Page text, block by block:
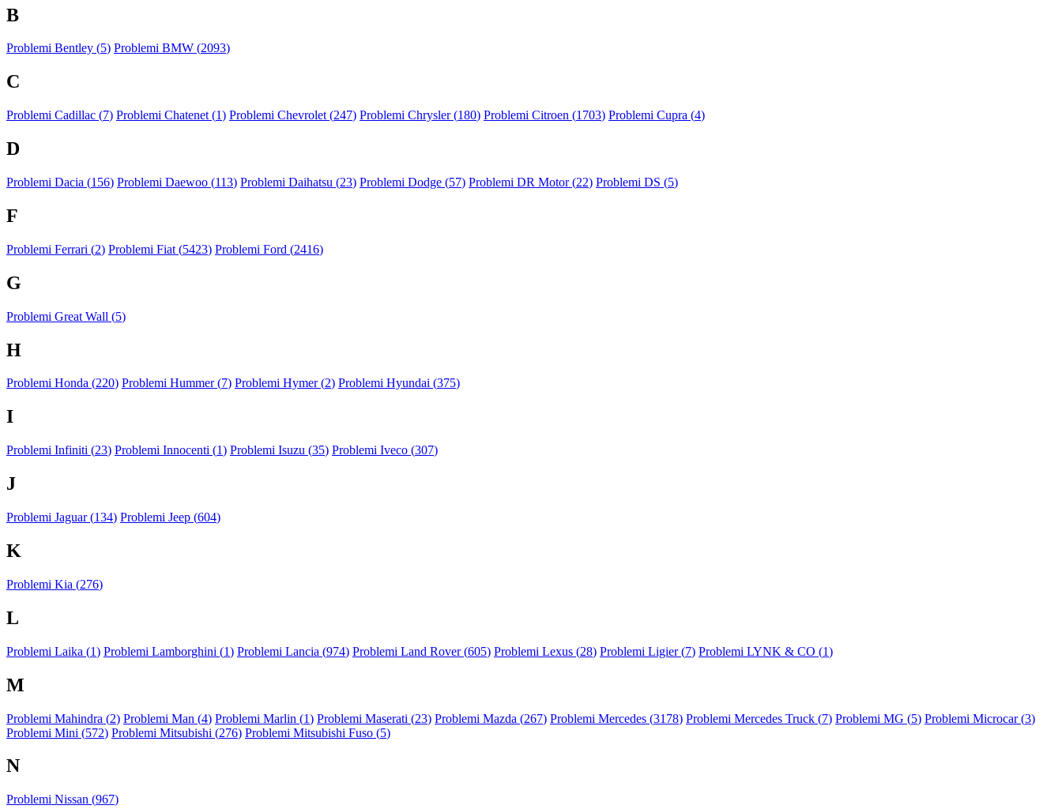
B
Problemi Bentley (5) Problemi BMW (2093)
C
Problemi Cadillac (7) Problemi Chatenet (1) Problemi Chevrolet (247) Problemi Chrysler (180) Problemi Citroen (1703) Problemi Cupra (4)
D
Problemi Dacia (156) Problemi Daewoo (113) Problemi Daihatsu (23) Problemi Dodge (57) Problemi DR Motor (22) Problemi DS (5)
F
Problemi Ferrari (2) Problemi Fiat (5423) Problemi Ford (2416)
G
Problemi Great Wall (5)
H
Problemi Honda (220) Problemi Hummer (7) Problemi Hymer (2) Problemi Hyundai (375)
I
Problemi Infiniti (23) Problemi Innocenti (1) Problemi Isuzu (35) Problemi Iveco (307)
J
Problemi Jaguar (134) Problemi Jeep (604)
K
Problemi Kia (276)
L
Problemi Laika (1) Problemi Lamborghini (1) Problemi Lancia (974) Problemi Land Rover (605) Problemi Lexus (28) Problemi Ligier (7) Problemi LYNK & CO (1)
M
Problemi Mahindra (2) Problemi Man (4) Problemi Marlin (1) Problemi Maserati (23) Problemi Mazda (267) Problemi Mercedes (3178) Problemi Mercedes Truck (7) Problemi MG (5) Problemi Microcar (3)
Problemi Mini (572) Problemi Mitsubishi (276) Problemi Mitsubishi Fuso (5)
N
Problemi Nissan (967)